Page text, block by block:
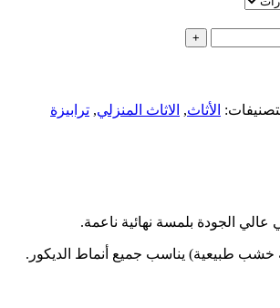
الأثاث, الاثاث المنزلي, ترابيزة
الجودة بلمسة نهائية ناعمة.
خشب طبيعية) يناسب جميع أنماط الديكور.